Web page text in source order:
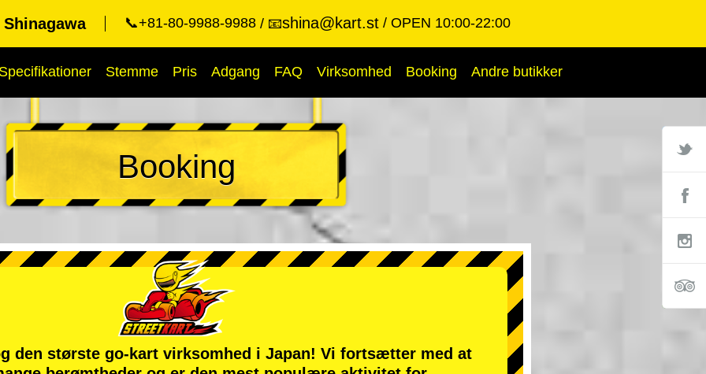
📞+81-80-9988-9988 📧shina@kart.st OPEN 10:00-22:00
Stemme Pris Adgang FAQ Virksomhed Booking Andre butikker
Booking
den største go-kart virksomhed i Japan! Vi fortsætter med at